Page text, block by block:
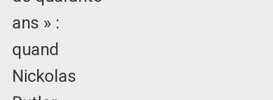
ans » :
quand
Nickolas